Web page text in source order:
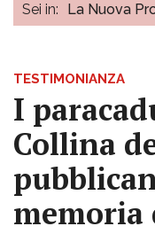
Sei in: La Nuova
TESTIMONIANZA
I
Collina
memoria